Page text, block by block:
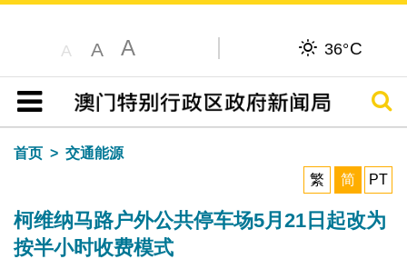
A A A 36°C
目录
搜寻
首页
交通能源
繁
简 PT
柯维纳马路户外公共停车场5月21日起改为
按半小时收费模式